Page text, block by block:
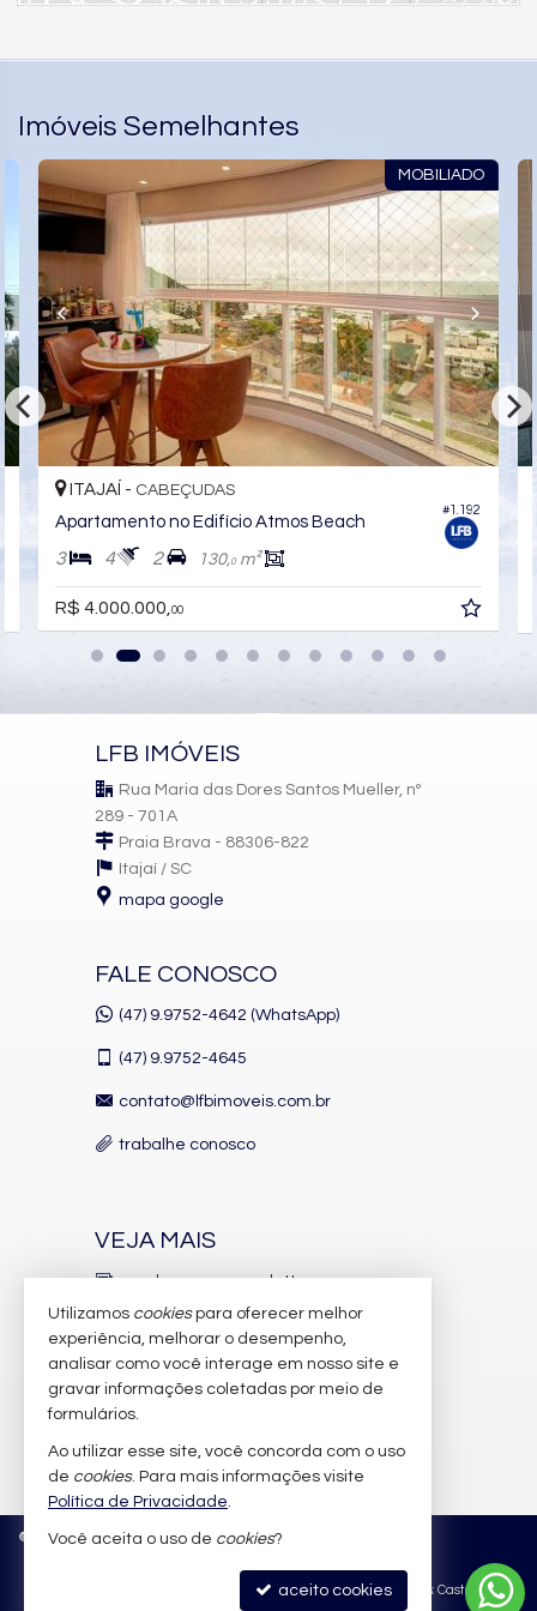
Imóveis Semelhantes
MOBILIADO
#1.192
ITAJAÍ - CABEÇUDAS
Apartamento no Edifício Atmos Beach
3 4 2 130,0m²
R$ 4.000.000, 00
LFB IMÓVEIS
Rua Maria das Dores Santos Mueller, nº
289 - 701A
Praia Brava - 88306-822
Itajaí / SC
mapa google
FALE CONOSCO
(47) 9.9752-4642 (WhatsApp)
(47) 9.9752-4645
contato@lfbimoveis.com.br
trabalhe conosco
VEJA MAIS
receba nosso newsletter
indicadores financeiros
cadastre seu imóvel
imóveis favoritos
mapa de imóveis
© 2026 CRECI/SC 6.388-J Política de Privacidade
Site para imobiliárias: Castel Digital
Utilizamos cookiespara oferecer melhor
experiência, melhorar o desempenho,
analisar como você interage em nosso site e
gravar informações coletadas por meio de
formulários.
Ao utilizar esse site, você concorda com o uso
de cookies. Para mais informações visite
Política de Privacidade.
Você aceita o uso de cookies?
aceito cookies